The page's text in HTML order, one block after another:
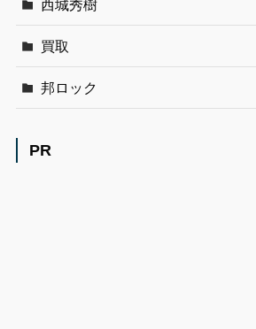
西城秀樹
買取
邦ロック
PR